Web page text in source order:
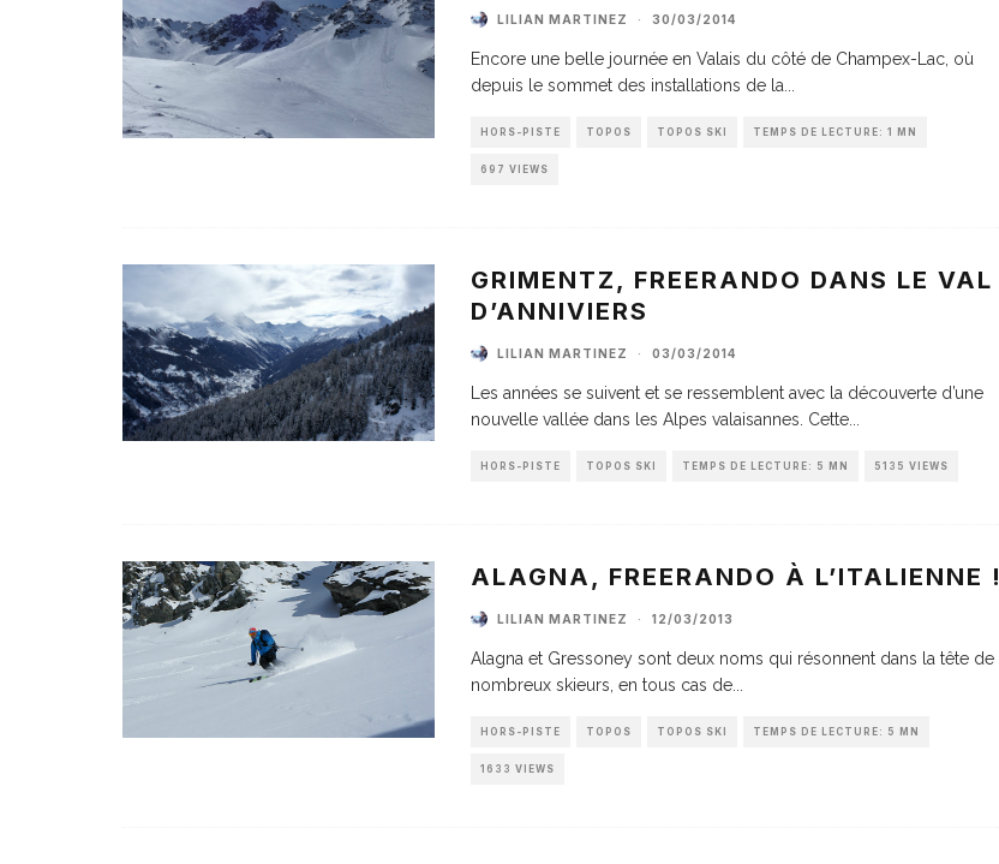
LILIAN MARTINEZ · 30/03/2014
Encore une belle journée en Valais du côté de Champex-Lac, où
depuis le sommet des installations de la
HORS-PISTE TOPOS TOPOS SKI TEMPS DE LECTURE: 1 MN
697 VIEWS
GRIMENTZ, FREERANDO DANS LE VAL
D’ANNIVIERS
LILIAN MARTINEZ · 03/03/2014
Les années se suivent et se ressemblent avec la découverte d’une
nouvelle vallée dans les Alpes valaisannes. Cette
HORS-PISTE TOPOS SKI TEMPS DE LECTURE: 5 MN 5135 VIEWS
ALAGNA, FREERANDO À L’ITALIENNE !
LILIAN MARTINEZ · 12/03/2013
Alagna et Gressoney sont deux noms qui résonnent dans la tête de
nombreux skieurs, en tous cas de
HORS-PISTE TOPOS TOPOS SKI TEMPS DE LECTURE: 5 MN
1633 VIEWS